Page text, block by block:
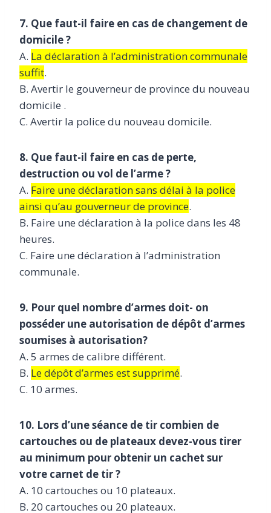
7. Que faut-il faire en cas de changement de
domicile ?
A. La déclaration à l’administration communale
suffit.
B. Avertir le gouverneur de province du nouveau
domicile .
C. Avertir la police du nouveau domicile.
8. Que faut-il faire en cas de perte,
destruction ou vol de l’arme ?
A. Faire une déclaration sans délai à la police
ainsi qu’au gouverneur de province.
B. Faire une déclaration à la police dans les 48
heures.
C. Faire une déclaration à l’administration
communale.
9. Pour quel nombre d’armes doit- on
posséder une autorisation de dépôt d’armes
soumises à autorisation?
A. 5 armes de calibre différent.
B. Le dépôt d’armes est supprimé.
C. 10 armes.
10. Lors d’une séance de tir combien de
cartouches ou de plateaux devez-vous tirer
au minimum pour obtenir un cachet sur
votre carnet de tir ?
A. 10 cartouches ou 10 plateaux.
B. 20 cartouches ou 20 plateaux.